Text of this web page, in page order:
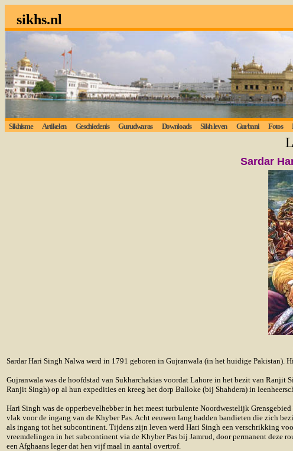
sikhs.nl
Sikhisme Artikelen Geschiedenis Gurudwaras Downloads Sikh leven Gurbani Fotos
Sardar
Sardar Hari Singh Nalwa werd in 1791 geboren in Gujranwala (in het huidige Pakistan).
Gujranwala was de hoofdstad van Sukharchakias voordat Lahore in het bezit van
Ranjit Singh) op al hun expedities en kreeg het dorp Balloke (bij Shahdera) in
Hari Singh was de opperbevelhebber in het meest turbulente Noordwestelijk
vlak voor de ingang van de Khyber Pas. Acht eeuwen lang hadden bandieten die zich
als ingang tot het subcontinent. Tijdens zijn leven werd Hari Singh een verschrikking
vreemdelingen in het subcontinent via de Khyber Pas bij Jamrud, door permanent deze
een Afghaans leger dat hen vijf maal in aantal overtrof.